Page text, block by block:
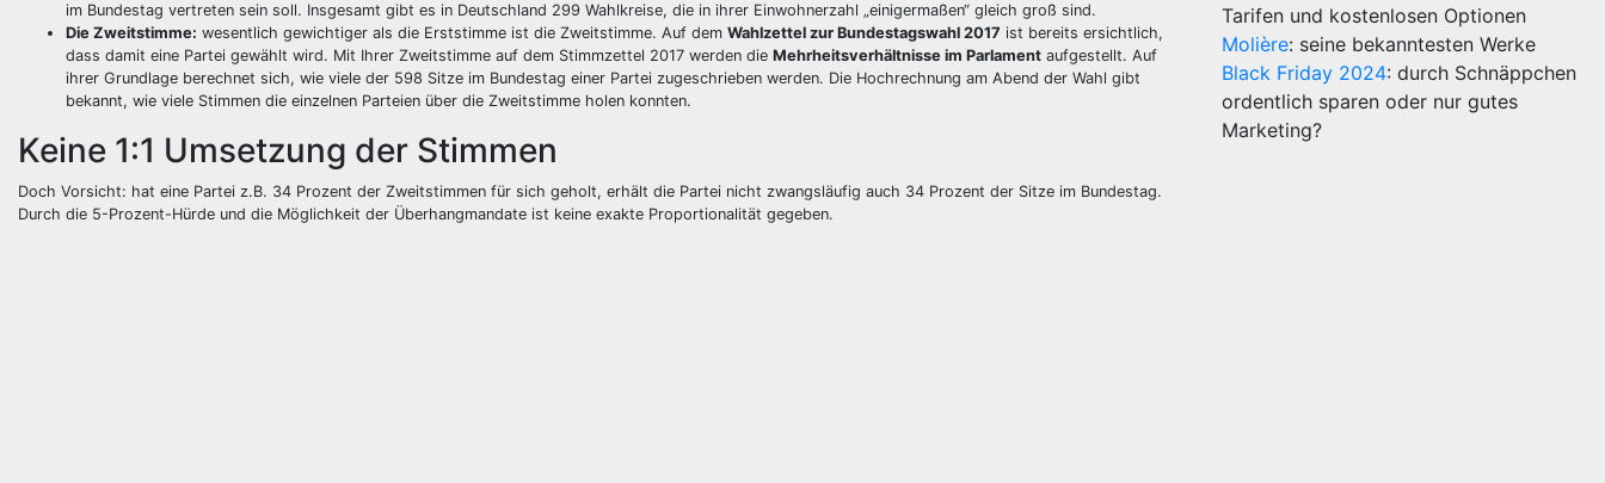
im Bundestag vertreten sein soll. Insgesamt gibt es in Deutschland 299 Wahlkreise, die in ihrer Einwohnerzahl „einigermaßen“ gleich groß sind.
Die Zweitstimme: wesentlich gewichtiger als die Erststimme ist die Zweitstimme. Auf dem Wahlzettel zur Bundestagswahl 2017 ist bereits ersichtlich,
dass damit eine Partei gewählt wird. Mit Ihrer Zweitstimme auf dem Stimmzettel 2017 werden die Mehrheitsverhältnisse im Parlament aufgestellt. Auf
ihrer Grundlage berechnet sich, wie viele der 598 Sitze im Bundestag einer Partei zugeschrieben werden. Die Hochrechnung am Abend der Wahl gibt
bekannt, wie viele Stimmen die einzelnen Parteien über die Zweitstimme holen konnten.
Keine 1:1 Umsetzung der Stimmen
Doch Vorsicht: hat eine Partei z.B. 34 Prozent der Zweitstimmen für sich geholt, erhält die Partei nicht zwangsläufig auch 34 Prozent der Sitze im Bundestag.
Durch die 5-Prozent-Hürde und die Möglichkeit der Überhangmandate ist keine exakte Proportionalität gegeben.
Tarifen und kostenlosen Optionen
Molière: seine bekanntesten Werke
Black Friday 2024: durch Schnäppchen
ordentlich sparen oder nur gutes
Marketing?